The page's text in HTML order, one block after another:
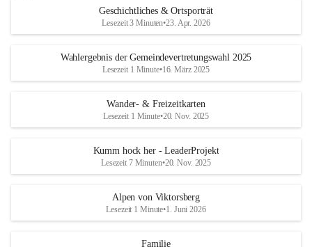
Geschichtliches & Ortsporträt
Lesezeit 3 Minuten•23. Apr. 2026
Wahlergebnis der Gemeindevertretungswahl 2025
Lesezeit 1 Minute•16. März 2025
Wander- & Freizeitkarten
Lesezeit 1 Minute•20. Nov. 2025
Kumm hock her - LeaderProjekt
Lesezeit 7 Minuten•20. Nov. 2025
Alpen von Viktorsberg
Lesezeit 1 Minute•1. Juni 2026
Familie